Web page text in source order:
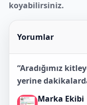
koyabilirsiniz.
Yorumlar
“Aradığımız
yerine
Marka Ekibi